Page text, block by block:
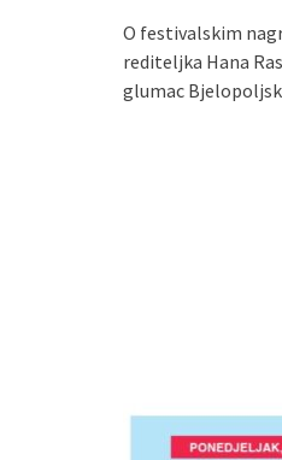
O festivalskim
rediteljka Hana
glumac